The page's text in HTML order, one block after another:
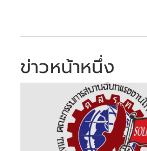
ข่าวหน้าหนึ่ง